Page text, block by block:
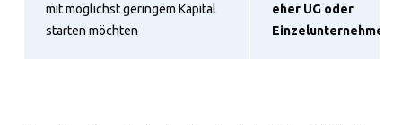
mit möglichst geringem Kapital
starten möchten
eher UG oder
Einzelunternehmen